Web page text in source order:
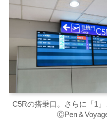
C5Rの搭乗口。さらに「1
ⒸPen＆